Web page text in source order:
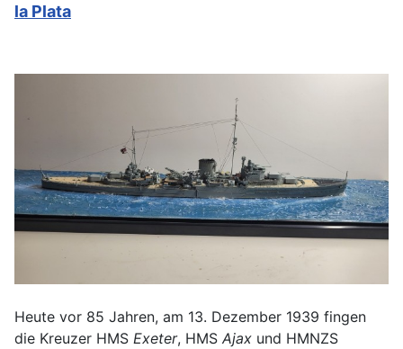
la Plata
Heute vor 85 Jahren, am 13. Dezember 1939 fingen
die Kreuzer HMS Exeter, HMS Ajax und HMNZS